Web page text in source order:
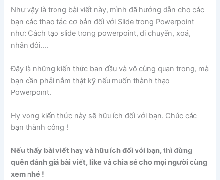
Như vậy là trong bài viết này, mình đã hướng dẫn cho các
bạn các thao tác cơ bản đối với Slide trong Powerpoint
như: Cách tạo slide trong powerpoint, di chuyển, xoá,
nhân đôi….
Đây là những kiến thức ban đầu và vô cùng quan trong, mà
bạn cần phải nắm thật kỹ nếu muốn thành thạo
Powerpoint.
Hy vọng kiến thức này sẽ hữu ích đối với bạn. Chúc các
bạn thành công !
Nếu thấy bài viết hay và hữu ích đối với bạn, thì đừng
quên đánh giá bài viết, like và chia sẻ cho mọi người cùng
xem nhé !